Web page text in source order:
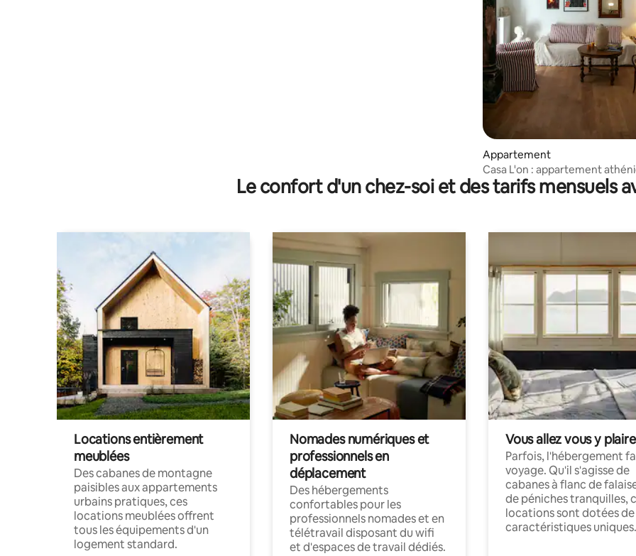
Appartement
Casa L'on : appartement
Le confort d'un chez-soi et des tarifs mensuels
Locations entièrement
meublées
Des cabanes de montagne
paisibles aux appartements
urbains pratiques, ces
locations meublées offrent
tous les équipements d'un
logement standard.
Nomades numériques et
professionnels en
déplacement
Des hébergements
confortables pour les
professionnels nomades et en
télétravail disposant du wifi
et d'espaces de travail dédiés.
Vous allez vous y plaire
Parfois, l'hébergement
voyage. Qu'il s'agisse de
cabanes à flanc de
de péniches tranquilles,
locations sont dotées de
caractéristiques uniques.